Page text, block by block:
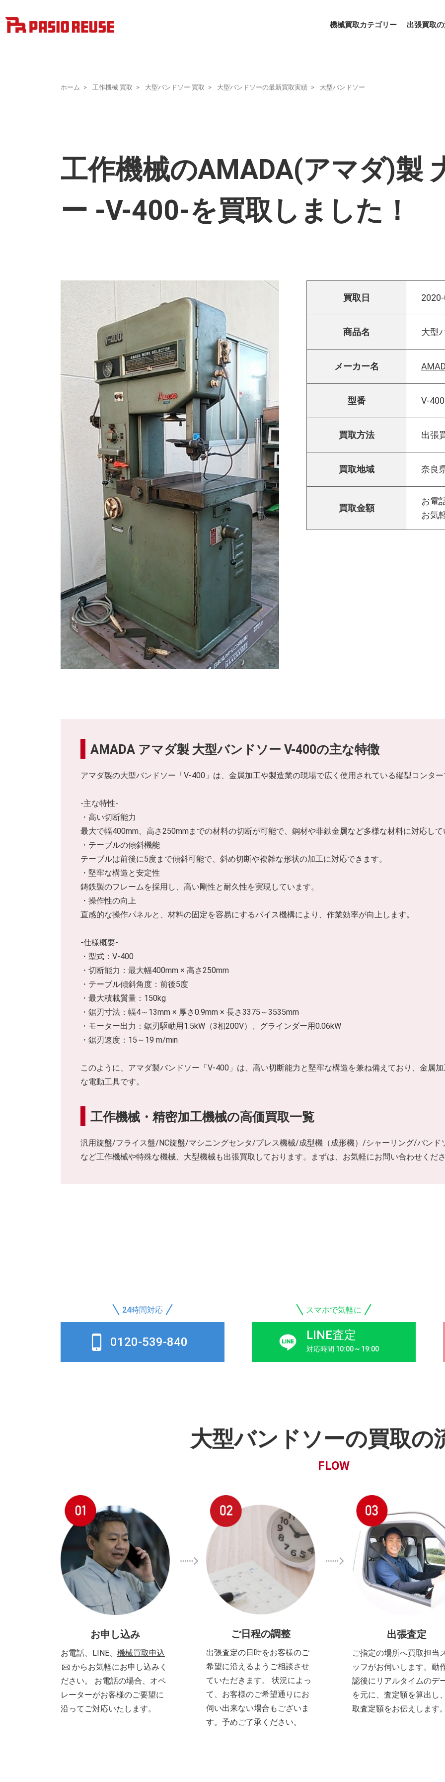
機械買取カテゴリー 出張買取
ホーム 工作機械 買取 大型バンドソー 買取 大型バンドソーの最新買取実績 大型バンドソー
工作機械のAMADA(アマダ)製
ー -V-400-を買取しました！
買取日
商品名 大型
メーカー名
型番 V-400
買取方法 出張
買取地域 奈良
買取金額
お電
お気
AMADA アマダ製 大型バンドソー V-400の主な特徴
アマダ製の大型バンドソー「V-400」は、金属加工や製造業の現場で広く使用されている縦型コンター
-主な特性-
・高い切断能力
最大で幅400mm、高さ250mmまでの材料の切断が可能で、鋼材や非鉄金属など多様な材料に対応して
・テーブルの傾斜機能
テーブルは前後に5度まで傾斜可能で、斜め切断や複雑な形状の加工に対応できます。
・堅牢な構造と安定性
鋳鉄製のフレームを採用し、高い剛性と耐久性を実現しています。
・操作性の向上
直感的な操作パネルと、材料の固定を容易にするバイス機構により、作業効率が向上します。
-仕様概要-
・型式：V-400
・切断能力：最大幅400mm × 高さ250mm
・テーブル傾斜角度：前後5度
・最大積載質量：150kg
・鋸刃寸法：幅4～13mm × 厚さ0.9mm × 長さ3375～3535mm
・モーター出力：鋸刃駆動用1.5kW（3相200V）、グラインダー用0.06kW
・鋸刃速度：15～19 m/min
このように、アマダ製バンドソー「V-400」は、高い切断能力と堅牢な構造を兼ね備えており、金属
な電動工具です。
工作機械・精密加工機械の高価買取一覧
汎用旋盤/フライス盤/NC旋盤/マシニングセンタ/プレス機械/成型機（成形機）/シャーリング/バンド
など工作機械や特殊な機械、大型機械も出張買取しております。まずは、お気軽にお問い合わせくださ
24時間対応
0120-539-840
スマホで気軽に
LINE査定
対応時間 10:00 ~ 19:00
大型バンドソーの買取の
FLOW
お申し込み
お電話、LINE、 機械買取申込
からお気軽にお申し込みく
ださい。 お電話の場合、オペ
レーターがお客様のご要望に
沿ってご対応いたします。
ご日程の調整
出張査定の日時をお客様のご
希望に沿えるようご相談させ
ていただきます。 状況によっ
て、お客様のご希望通りにお
伺い出来ない場合もございま
す。予めご了承ください。
出張査定
ご指定の場所へ買取担当
ッフがお伺いします。動
認後にリアルタイムのデ
を元に、査定額を算出し
取査定額をお伝えします。